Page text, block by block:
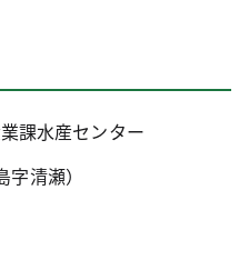
課水産センター
清瀬）